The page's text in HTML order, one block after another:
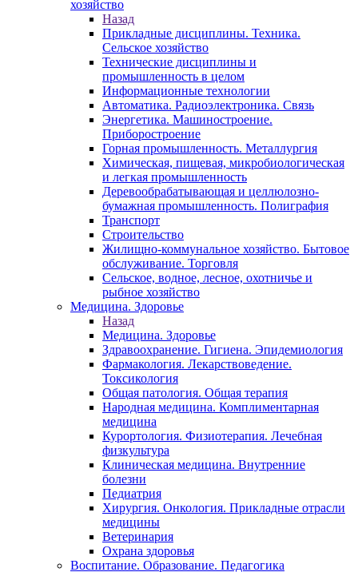
хозяйство
Назад
Прикладные дисциплины. Техника.
Сельское хозяйство
Технические дисциплины и
промышленность в целом
Информационные технологии
Автоматика. Радиоэлектроника. Связь
Энергетика. Машиностроение.
Приборостроение
Горная промышленность. Металлургия
Химическая, пищевая, микробиологическая
и легкая промышленность
Деревообрабатывающая и целлюлозно-
бумажная промышленность. Полиграфия
Транспорт
Строительство
Жилищно-коммунальное хозяйство. Бытовое
обслуживание. Торговля
Сельское, водное, лесное, охотничье и
рыбное хозяйство
Медицина. Здоровье
Назад
Медицина. Здоровье
Здравоохранение. Гигиена. Эпидемиология
Фармакология. Лекарствоведение.
Токсикология
Общая патология. Общая терапия
Народная медицина. Комплиментарная
медицина
Курортология. Физиотерапия. Лечебная
физкультура
Клиническая медицина. Внутренние
болезни
Педиатрия
Хирургия. Онкология. Прикладные отрасли
медицины
Ветеринария
Охрана здоровья
Воспитание. Образование. Педагогика